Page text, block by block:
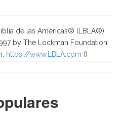
de las Américas® (LBLA®),
by The Lockman Foundation.
https://www.LBLA.com ()